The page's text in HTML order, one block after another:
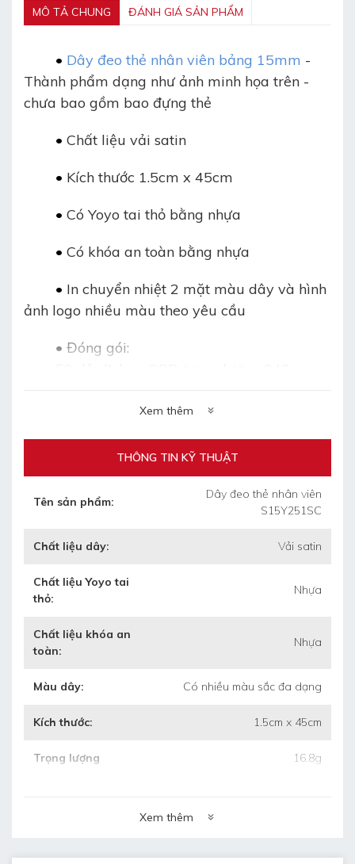
MÔ TẢ CHUNG ĐÁNH GIÁ SẢN PHẨM
	•
Dây đeo thẻ nhân viên bảng 15mm -
Thành phẩm dạng như ảnh minh họa trên -
chưa bao gồm bao đựng thẻ
	•
Chất liệu vải satin
	•
Kích thước 1.5cm x 45cm
	•
Có Yoyo tai thỏ bằng nhựa
• Có khóa an toàn bằng nhựa
	•
In chuyển nhiệt 2 mặt màu dây và hình
ảnh logo nhiều màu theo yêu cầu
	•
Đóng gói:
+ Trọng lượng 1 thùng: 16.8kg
(dài/rộng/cao)
Thời gian làm mẫu: 4 ngày
	•
Thời gian làm hàng: 5 ngày sau duyệt
bị hỏng
mát.
Xem thêm
THÔNG TIN KỸ THUẬT
Tên sản phẩm:
Dây đeo thẻ nhân viên
S15Y251SC
Chất liệu dây: Vải satin
Chất liệu Yoyo tai
thỏ:
Nhựa
Chất liệu khóa an
toàn:
Nhựa
Màu dây: Có nhiều màu sắc đa dạng
Kích thước: 1.5cm x 45cm
Trọng lượng 16.8g
Xem thêm